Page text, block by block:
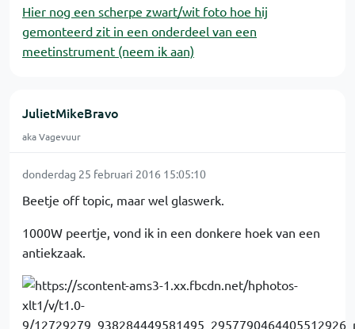
Hier nog een scherpe zwart/wit foto hoe hij
gemonteerd zit in een onderdeel van een
meetinstrument (neem ik aan)
JulietMikeBravo
aka Vagevuur
donderdag 25 februari 2016 15:05:10
Beetje off topic, maar wel glaswerk.
1000W peertje, vond ik in een donkere hoek van een
antiekzaak.